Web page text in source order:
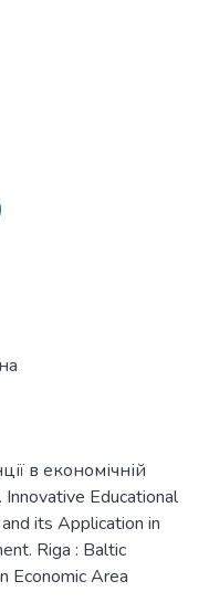
в економічній
Innovative Educational
its Application in
Riga : Baltic
Economic Area